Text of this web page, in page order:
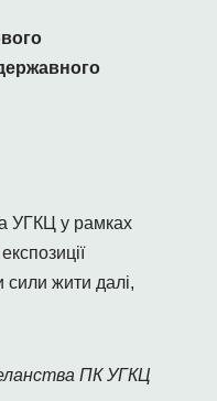
УГКЦ у рамках
сили жити далі,
ПК УГКЦ